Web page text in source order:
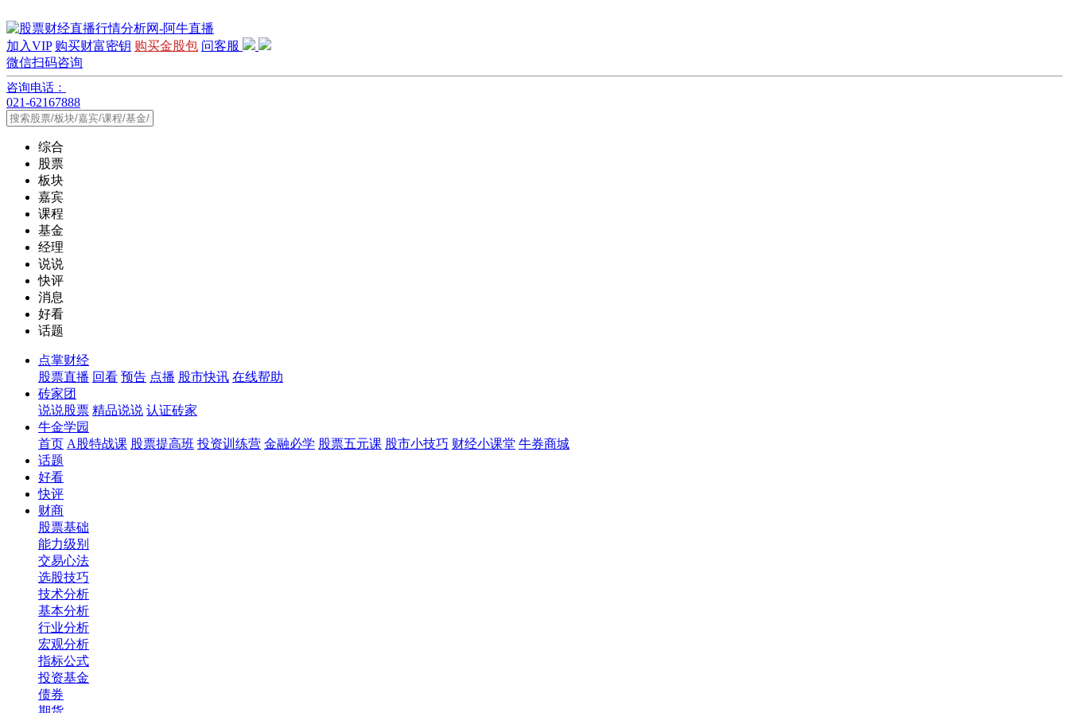
加入VIP 购买财富密钥 购买金股包 问客服
微信扫码咨询
咨询电话：
021-62167888
综合
股票
板块
嘉宾
课程
基金
经理
说说
快评
消息
好看
话题
点掌财经
股票直播 回看 预告 点播 股市快讯 在线帮助
砖家团
说说股票 精品说说 认证砖家
牛金学园
首页 A股特战课 股票提高班 投资训练营 金融必学 股票五元课 股市小技巧 财经小课堂 牛券商城
话题
好看
快评
财商
股票基础
能力级别
交易心法
选股技巧
技术分析
基本分析
行业分析
宏观分析
指标公式
投资基金
债券